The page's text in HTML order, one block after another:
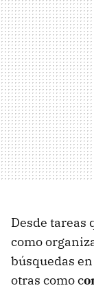
Desde tareas
como
búsquedas
otras como c